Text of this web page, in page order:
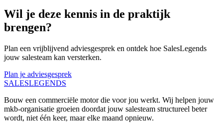
Wil je deze kennis in de praktijk
brengen?
Plan een vrijblijvend adviesgesprek en ontdek hoe SalesLegends
jouw salesteam kan versterken.
Plan je adviesgesprek
SALESLEGENDS
Bouw een commerciële motor die voor jou werkt. Wij helpen jouw
mkb-organisatie groeien doordat jouw salesteam structureel beter
wordt, niet één keer, maar elke maand opnieuw.